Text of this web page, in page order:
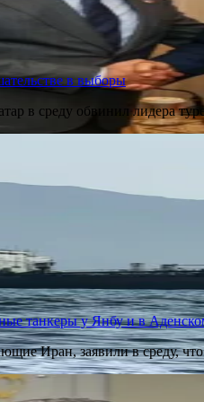
в выборы
в среду обвинил лидера
танкеры у Янбу и в
Иран, заявили в среду,